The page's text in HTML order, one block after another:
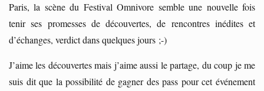
Paris, la scène du Festival Omnivore semble une nouvelle fois
tenir ses promesses de découvertes, de rencontres inédites et
d’échanges, verdict dans quelques jours ;-)
J’aime les découvertes mais j’aime aussi le partage, du coup je me
suis dit que la possibilité de gagner des pass pour cet événement